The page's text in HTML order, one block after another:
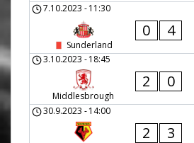
7.10.2023 -11:30
Sunderland
0 4
3.10.2023 -18:45
Middlesbrough
2 0
30.9.2023 -14:00
2 3